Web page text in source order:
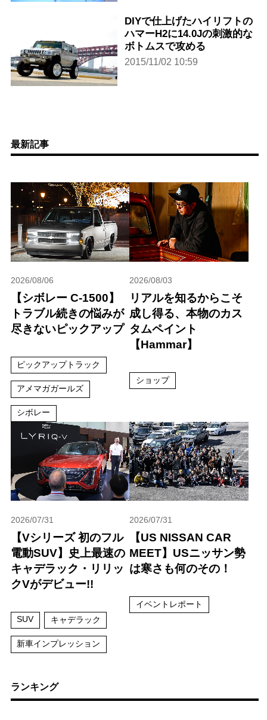
DIYで仕上げたハイリフトの
ハマーH2に14.0Jの刺激的な
ボトムスで攻める
2015/11/02 10:59
最新記事
2026/08/06
【シボレー C-1500】
トラブル続きの悩みが
尽きないピックアップ
ピックアップトラック
アメマガガールズ
シボレー
2026/08/03
リアルを知るからこそ
成し得る、本物のカス
タムペイント
【Hammar】
ショップ
2026/07/31
【Vシリーズ 初のフル
電動SUV】史上最速の
キャデラック・リリッ
クVがデビュー!!
SUV キャデラック
新車インプレッション
2026/07/31
【US NISSAN CAR
MEET】USニッサン勢
は寒さも何のその！
イベントレポート
ランキング